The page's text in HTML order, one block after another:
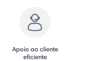
Apoio ao cliente
eficiente